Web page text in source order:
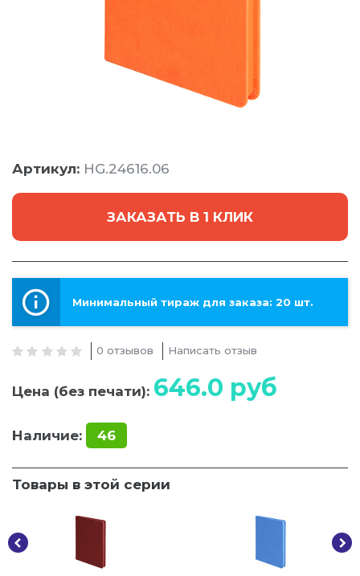
Артикул: HG.24616.06
ЗАКАЗАТЬ В 1 КЛИК
Минимальный тираж для заказа: 20 шт.
0 отзывов Написать отзыв
Цена (без печати): 646.0 руб
Наличие: 46
Товары в этой серии